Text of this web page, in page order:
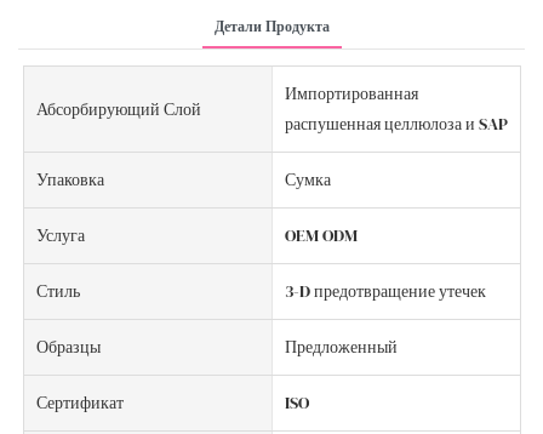
Детали Продукта
Абсорбирующий Слой
Импортированная
распушенная целлюлоза и SAP
Упаковка Сумка
Услуга OEM ODM
Стиль 3-D предотвращение утечек
Образцы Предложенный
Сертификат ISO